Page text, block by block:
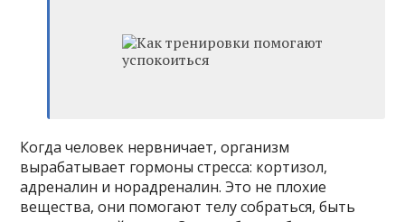
Когда человек нервничает, организм
вырабатывает гормоны стресса: кортизол,
адреналин и норадреналин. Это не плохие
вещества, они помогают телу собраться, быть